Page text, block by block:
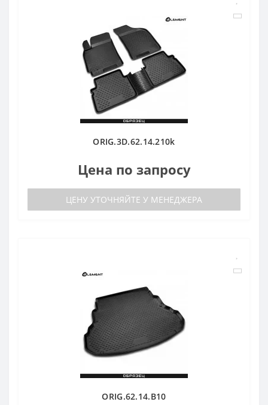
ORIG.3D.62.14.210k
Цена по запросу
ЦЕНУ УТОЧНЯЙТЕ У МЕНЕДЖЕРА
ORIG.62.14.B10